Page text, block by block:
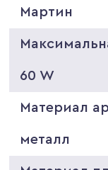
Мартин
60 W
Материал
металл